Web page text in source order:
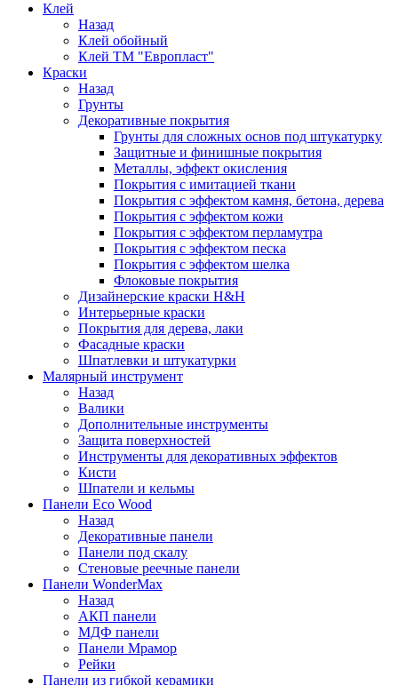
Клей
Назад
Клей обойный
Клей ТМ "Европласт"
Краски
Назад
Грунты
Декоративные покрытия
Грунты для сложных основ под штукатурку
Защитные и финишные покрытия
Металлы, эффект окисления
Покрытия с имитацией ткани
Покрытия с эффектом камня, бетона, дерева
Покрытия с эффектом кожи
Покрытия с эффектом перламутра
Покрытия с эффектом песка
Покрытия с эффектом шелка
Флоковые покрытия
Дизайнерские краски H&H
Интерьерные краски
Покрытия для дерева, лаки
Фасадные краски
Шпатлевки и штукатурки
Малярный инструмент
Назад
Валики
Дополнительные инструменты
Защита поверхностей
Инструменты для декоративных эффектов
Кисти
Шпатели и кельмы
Панели Eco Wood
Назад
Декоративные панели
Панели под скалу
Стеновые реечные панели
Панели WonderMax
Назад
АКП панели
МДФ панели
Панели Мрамор
Рейки
Панели из гибкой керамики